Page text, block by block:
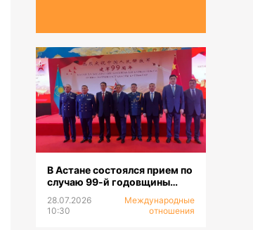
В Астане состоялся прием по
случаю 99-й годовщины
28.07.2026
10:30
Международные
отношения